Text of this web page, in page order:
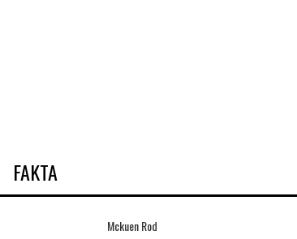
FAKTA
Mckuen Rod